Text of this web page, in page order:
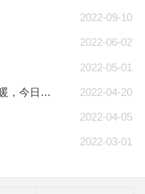
2022-09-10
2022-06-02
2022-05-01
2022-04-20
谷雨过后再无寒，人间芳菲已向暖，今日谷雨
2022-04-05
2022-03-01